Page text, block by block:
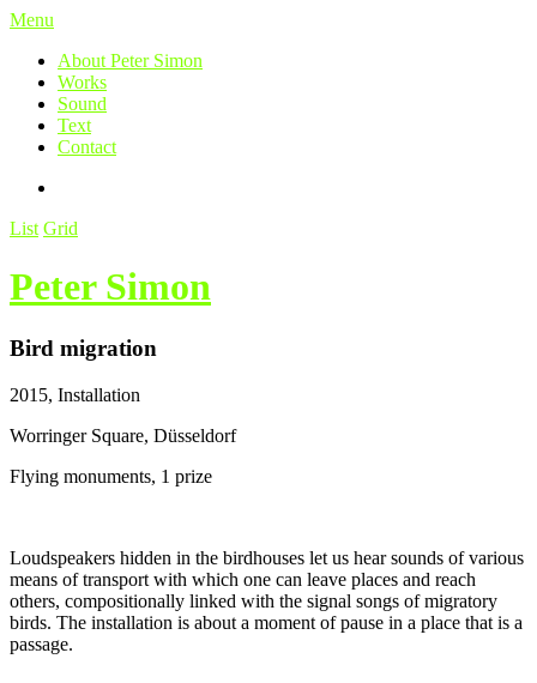
Menu
About Peter Simon
Works
Sound
Text
Contact
List Grid
Peter Simon
Bird migration
2015, Installation
Worringer Square, Düsseldorf
Flying monuments, 1 prize
Loudspeakers hidden in the birdhouses let us hear sounds of various
means of transport with which one can leave places and reach
others, compositionally linked with the signal songs of migratory
birds. The installation is about a moment of pause in a place that is a
passage.